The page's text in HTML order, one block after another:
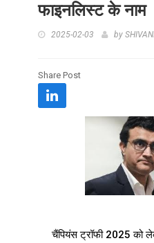
फाइनलिस्ट के नाम
2025-02-03 by
Share Post
चैंपियंस ट्रॉफी 2025 को